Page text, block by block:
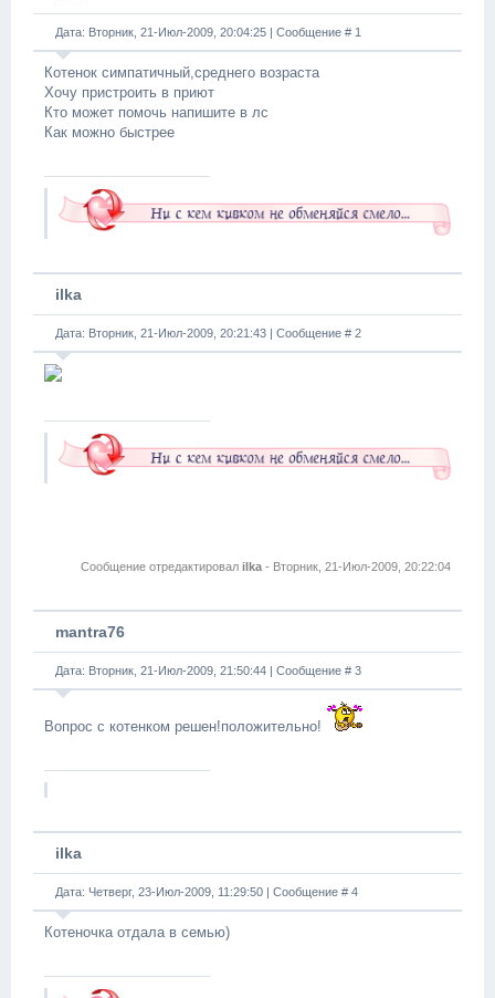
Дата: Вторник, 21-Июл-2009, 20:04:25 | Сообщение # 1
Котенок симпатичный,среднего возраста
Хочу пристроить в приют
Кто может помочь напишите в лс
Как можно быстрее
ilka
Дата: Вторник, 21-Июл-2009, 20:21:43 | Сообщение # 2
Сообщение отредактировал ilka - Вторник, 21-Июл-2009, 20:22:04
mantra76
Дата: Вторник, 21-Июл-2009, 21:50:44 | Сообщение # 3
Вопрос с котенком решен!положительно!
ilka
Дата: Четверг, 23-Июл-2009, 11:29:50 | Сообщение # 4
Котеночка отдала в семью)